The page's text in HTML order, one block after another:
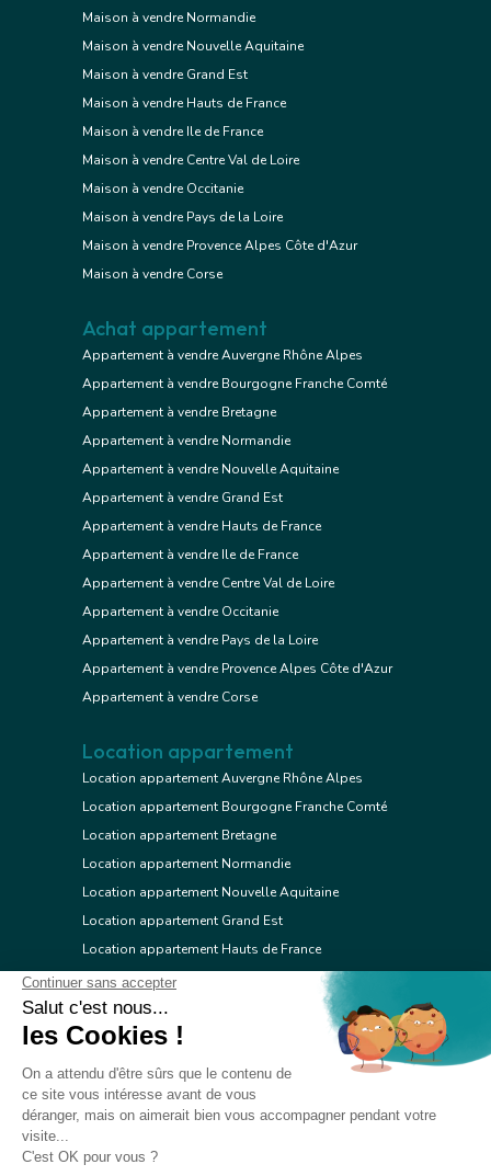
Maison à vendre Normandie
Maison à vendre Nouvelle Aquitaine
Maison à vendre Grand Est
Maison à vendre Hauts de France
Maison à vendre Ile de France
Maison à vendre Centre Val de Loire
Maison à vendre Occitanie
Maison à vendre Pays de la Loire
Maison à vendre Provence Alpes Côte d'Azur
Maison à vendre Corse
Achat appartement
Appartement à vendre Auvergne Rhône Alpes
Appartement à vendre Bourgogne Franche Comté
Appartement à vendre Bretagne
Appartement à vendre Normandie
Appartement à vendre Nouvelle Aquitaine
Appartement à vendre Grand Est
Appartement à vendre Hauts de France
Appartement à vendre Ile de France
Appartement à vendre Centre Val de Loire
Appartement à vendre Occitanie
Appartement à vendre Pays de la Loire
Appartement à vendre Provence Alpes Côte d'Azur
Appartement à vendre Corse
Location appartement
Location appartement Auvergne Rhône Alpes
Location appartement Bourgogne Franche Comté
Location appartement Bretagne
Location appartement Normandie
Location appartement Nouvelle Aquitaine
Location appartement Grand Est
Location appartement Hauts de France
Location appartement Ile de France
Location appartement Centre Val de Loire
Location appartement Occitanie
Location appartement Provence Alpes Côte d'Azur
Location appartement Corse